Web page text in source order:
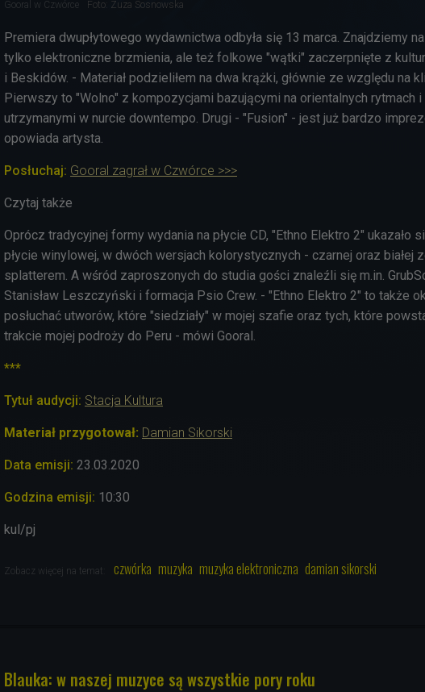
Gooral w Czwórce Foto: Zuza Sosnowska
Premiera dwupłytowego wydawnictwa odbyła się 13 marca. Znajdziemy
tylko elektroniczne brzmienia, ale też folkowe "wątki" zaczerpnięte z
i Beskidów. - Materiał podzieliłem na dwa krążki, głównie ze względu na
Pierwszy to "Wolno" z kompozycjami bazującymi na orientalnych rytmach i
utrzymanymi w nurcie downtempo. Drugi - "Fusion" - jest już bardzo
opowiada artysta.
Posłuchaj: Gooral zagrał w Czwórce >>>
Czytaj także
Oprócz tradycyjnej formy wydania na płycie CD, "Ethno Elektro 2" ukazało
płycie winylowej, w dwóch wersjach kolorystycznych - czarnej oraz białej
splatterem. A wśród zaproszonych do studia gości znaleźli się m.in.
Stanisław Leszczyński i formacja Psio Crew. - "Ethno Elektro 2" to także
posłuchać utworów, które "siedziały" w mojej szafie oraz tych, które
trakcie mojej podroży do Peru - mówi Gooral.
***
Tytuł audycji: Stacja Kultura
Materiał przygotował: Damian Sikorski
Data emisji: 23.03.2020
Godzina emisji: 10:30
kul/pj
Zobacz więcej na temat: czwórka muzyka muzyka elektroniczna damian sikorski
Blauka: w naszej muzyce są wszystkie pory roku